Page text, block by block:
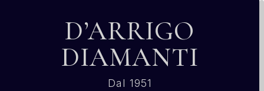
D’ARRIGO
DIAMANTI
Dal 1951